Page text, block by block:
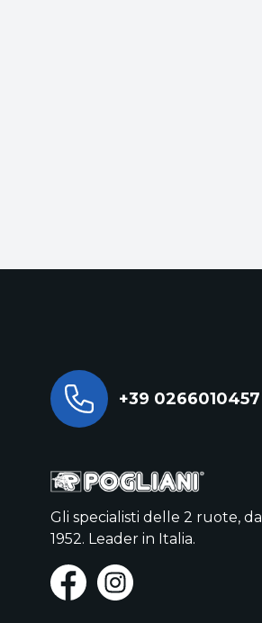
+39 0266010457
Gli specialisti delle 2 ruote, dal
1952. Leader in Italia.